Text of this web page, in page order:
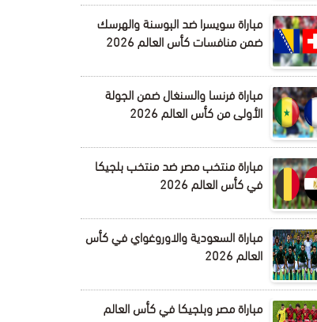
مباراة سويسرا ضد البوسنة والهرسك
ضمن منافسات كأس العالم 2026
مباراة فرنسا والسنغال ضمن الجولة
الأولى من كأس العالم 2026
مباراة منتخب مصر ضد منتخب بلجيكا
في كأس العالم 2026
مباراة السعودية والاوروغواي في كأس
العالم 2026
مباراة مصر وبلجيكا في كأس العالم